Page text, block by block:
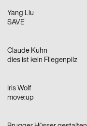
Yang Liu
SAVE
Claude Kuhn
dies ist kein Fliegenpilz
Iris Wolf
move:up